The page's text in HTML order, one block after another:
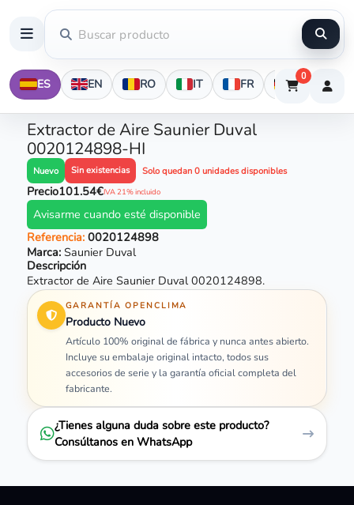
ES EN RO IT FR DE
0
Extractor de Aire Saunier Duval
0020124898-HI
Nuevo Sin existencias Solo quedan 0 unidades disponibles
Precio101.54€IVA 21% incluido
Avisarme cuando esté disponible
Referencia:0020124898
Marca: Saunier Duval
Descripción
Extractor de Aire Saunier Duval 0020124898.
GARANTÍA OPENCLIMA
Producto Nuevo
Artículo 100% original de fábrica y nunca antes abierto.
Incluye su embalaje original intacto, todos sus
accesorios de serie y la garantía oficial completa del
fabricante.
¿Tienes alguna duda sobre este producto?
Consúltanos en WhatsApp